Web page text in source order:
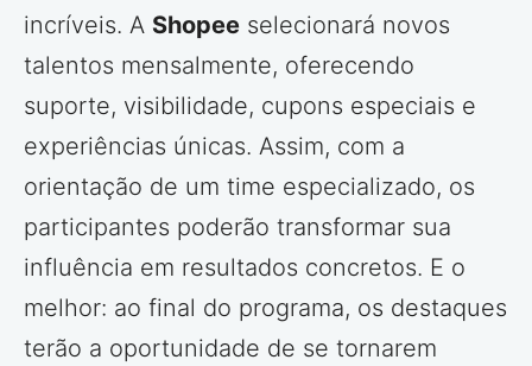
incríveis. A Shopee selecionará novos
talentos mensalmente, oferecendo
suporte, visibilidade, cupons especiais e
experiências únicas. Assim, com a
orientação de um time especializado, os
participantes poderão transformar sua
influência em resultados concretos. E o
melhor: ao final do programa, os destaques
terão a oportunidade de se tornarem